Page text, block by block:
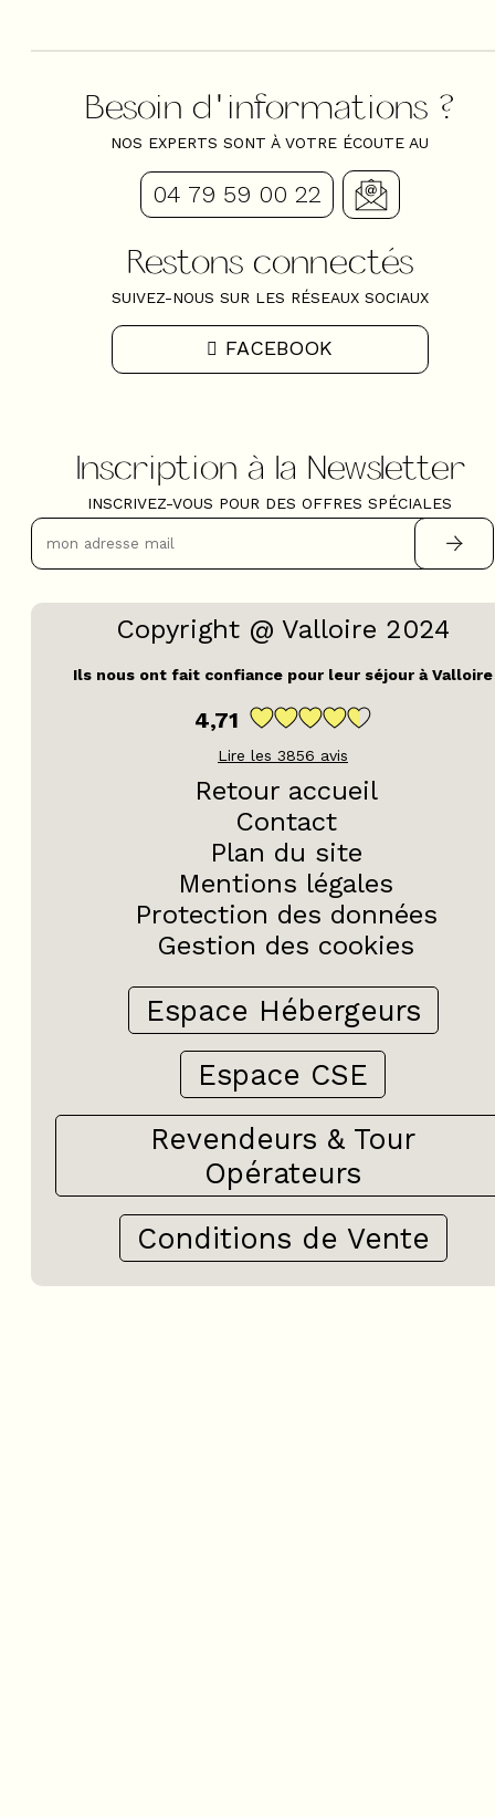
Besoin d'informations ?
NOS EXPERTS SONT À VOTRE ÉCOUTE AU
04 79 59 00 22
Restons connectés
SUIVEZ-NOUS SUR LES RÉSEAUX SOCIAUX
FACEBOOK
Inscription à la Newsletter
INSCRIVEZ-VOUS POUR DES OFFRES SPÉCIALES
Copyright @ Valloire 2024
Ils nous ont fait confiance pour leur séjour à Valloire
4,71
Lire les 3856 avis
Retour accueil
Contact
Plan du site
Mentions légales
Protection des données
Gestion des cookies
Espace Hébergeurs
Espace CSE
Revendeurs & Tour
Opérateurs
Conditions de Vente